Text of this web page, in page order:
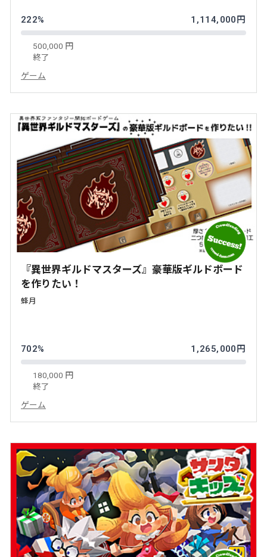
222% 1,114,000円
500,000 円
終了
ゲーム
『異世界ギルドマスターズ』豪華版ギルドボード
を作りたい！
蜂月
702% 1,265,000円
180,000 円
終了
ゲーム